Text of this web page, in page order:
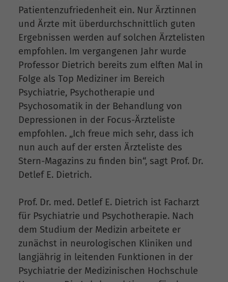
Patientenzufriedenheit ein. Nur Ärztinnen
und Ärzte mit überdurchschnittlich guten
Ergebnissen werden auf solchen Ärztelisten
empfohlen. Im vergangenen Jahr wurde
Professor Dietrich bereits zum elften Mal in
Folge als Top Mediziner im Bereich
Psychiatrie, Psychotherapie und
Psychosomatik in der Behandlung von
Depressionen in der Focus-Ärzteliste
empfohlen. „Ich freue mich sehr, dass ich
nun auch auf der ersten Ärzteliste des
Stern-Magazins zu finden bin“, sagt Prof. Dr.
Detlef E. Dietrich.
Prof. Dr. med. Detlef E. Dietrich ist Facharzt
für Psychiatrie und Psychotherapie. Nach
dem Studium der Medizin arbeitete er
zunächst in neurologischen Kliniken und
langjährig in leitenden Funktionen in der
Psychiatrie der Medizinischen Hochschule